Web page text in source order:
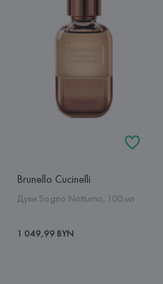
Brunello Cucinelli
Духи Sogno Notturno,100 мл
1 049,99 BYN